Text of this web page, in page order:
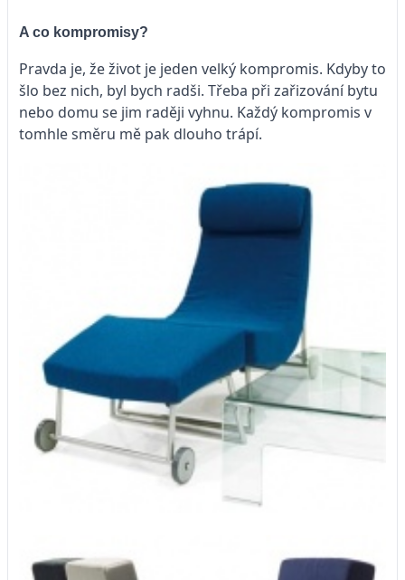
A co kompromisy?
Pravda je, že život je jeden velký kompromis. Kdyby to
šlo bez nich, byl bych radši. Třeba při zařizování bytu
nebo domu se jim raději vyhnu. Každý kompromis v
tomhle směru mě pak dlouho trápí.